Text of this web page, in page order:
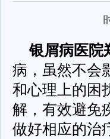
银屑病医院
病，虽然不会
和心理上的困
解，有效避免
做好相应的治